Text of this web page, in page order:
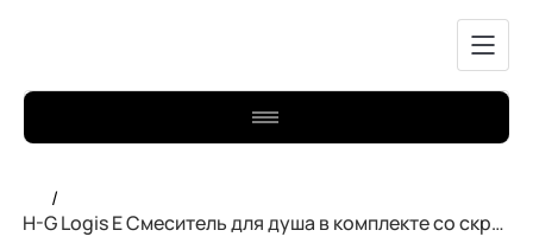
/
H-G Logis E Смеситель для душа в комплекте со скрытой частью 71608000